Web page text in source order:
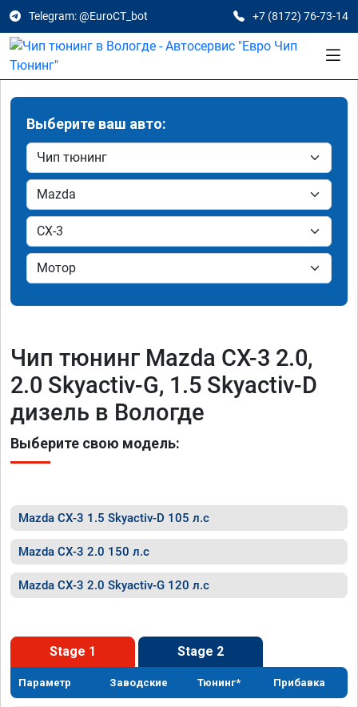
Telegram: @EuroCT_bot +7 (8172) 76-73-14
Выберите ваш авто:
Чип тюнинг Mazda CX-3 2.0,
2.0 Skyactiv-G, 1.5 Skyactiv-D
дизель в Вологде
Выберите свою модель:
Mazda CX-3 1.5 Skyactiv-D 105 л.с
Mazda CX-3 2.0 150 л.с
Mazda CX-3 2.0 Skyactiv-G 120 л.с
Stage 1 Stage 2
Параметр Заводские Тюнинг* Прибавка